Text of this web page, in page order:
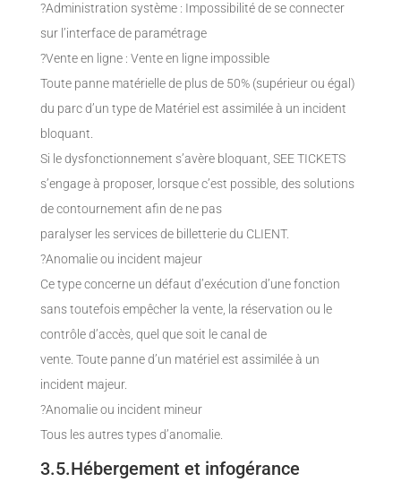
?Administration système : Impossibilité de se connecter
sur l’interface de paramétrage
?Vente en ligne : Vente en ligne impossible
Toute panne matérielle de plus de 50% (supérieur ou égal)
du parc d’un type de Matériel est assimilée à un incident
bloquant.
Si le dysfonctionnement s’avère bloquant, SEE TICKETS
s’engage à proposer, lorsque c’est possible, des solutions
de contournement afin de ne pas
paralyser les services de billetterie du CLIENT.
?Anomalie ou incident majeur
Ce type concerne un défaut d’exécution d’une fonction
sans toutefois empêcher la vente, la réservation ou le
contrôle d’accès, quel que soit le canal de
vente. Toute panne d’un matériel est assimilée à un
incident majeur.
?Anomalie ou incident mineur
Tous les autres types d’anomalie.
3.5.Hébergement et infogérance